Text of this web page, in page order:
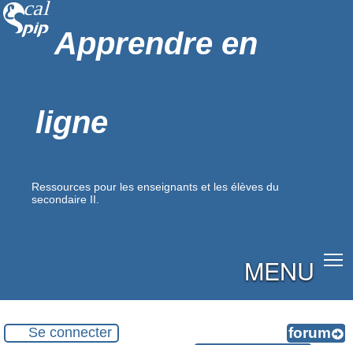
Apprendre en
ligne
Ressources pour les enseignants et les élèves du
secondaire II.
MENU
Se connecter